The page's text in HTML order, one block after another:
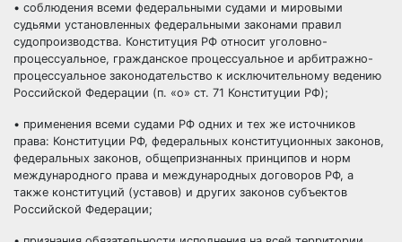
• соблюдения всеми федеральными судами и мировыми
судьями установленных федеральными законами правил
судопроизводства. Конституция РФ относит уголовно-
процессуальное, гражданское процессуальное и арбитражно-
процессуальное законодательство к исключительному ведению
Российской Федерации (п. «о» ст. 71 Конституции РФ);
• применения всеми судами РФ одних и тех же источников
права: Конституции РФ, федеральных конституционных законов,
федеральных законов, общепризнанных принципов и норм
международного права и международных договоров РФ, а
также конституций (уставов) и других законов субъектов
Российской Федерации;